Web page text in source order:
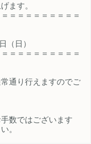
イター様は「お問い合わせは
」からご連絡ください。
ます。
＝＝＝＝＝＝＝＝＝
（日）
＝＝＝＝＝＝＝＝＝
通り行えますのでご
数ではございます
。